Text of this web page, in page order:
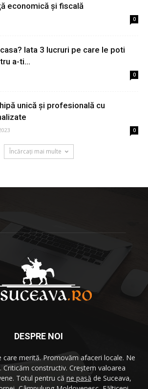
economică şi fiscală
0
Iata 3 lucruri pe care le poti
a-ti...
0
unică și profesională cu
0
Încărcați mai multe
DESPRE NOI
care merită. Promovăm afaceri locale. Ne
Criticăm constructiv. Creştem valoarea
Totul pentru că ne pasă de Suceava,